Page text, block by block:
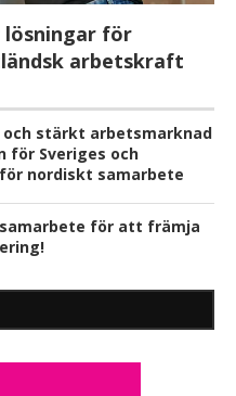
lösningar för
arbetskraft
stärkt arbetsmarknad
för Sveriges och
nordiskt samarbete
för att främja